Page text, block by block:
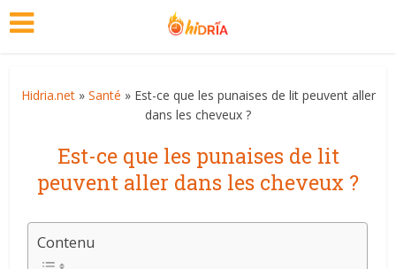
Hidria.net» Santé » Est-ce que les punaises de lit peuvent aller
dans les cheveux ?
Est-ce que les punaises de lit
peuvent aller dans les cheveux ?
Contenu